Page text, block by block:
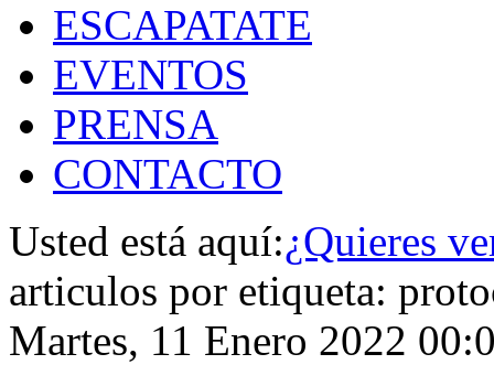
ESCAPATATE
EVENTOS
PRENSA
CONTACTO
Usted está aquí:¿Quieres
articulos por etiqueta:
Martes, 11 Enero 2022